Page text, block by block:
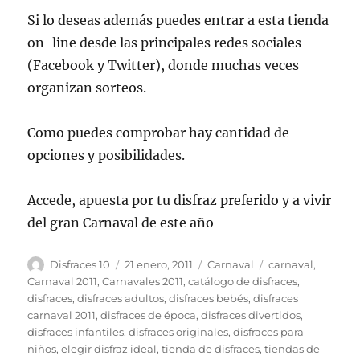
Si lo deseas además puedes entrar a esta tienda
on-line desde las principales redes sociales
(Facebook y Twitter), donde muchas veces
organizan sorteos.
Como puedes comprobar hay cantidad de
opciones y posibilidades.
Accede, apuesta por tu disfraz preferido y a vivir
del gran Carnaval de este año
Autor
Disfraces 10
Publicado
el
21 enero, 2011 Categorías
Carnaval Etiquetas
carnaval,
Carnaval 2011,Carnavales 2011,catálogo de disfraces,
disfraces,disfraces adultos,disfraces bebés,disfraces
carnaval 2011,disfraces de época,disfraces divertidos,
disfraces infantiles,disfraces originales,disfraces para
niños,elegir disfraz ideal,tienda de disfraces,tiendas de